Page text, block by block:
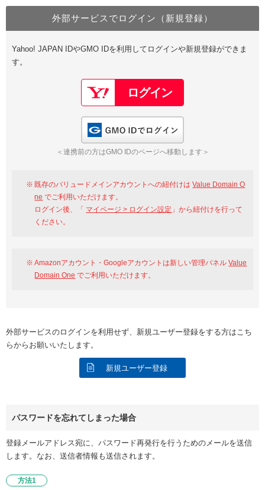
外部サービスでログイン（新規登録）
Yahoo! JAPAN IDやGMO IDを利用してログインや新規登録ができま
す。
＜連携前の方はGMO IDのページへ移動します＞
既存のバリュードメインアカウントへの紐付けはValue Domain O
ne でご利用いただけます。
ログイン後、「 マイページ > ログイン設定 」から紐付けを行って
ください。
Amazonアカウント・Googleアカウントは新しい管理パネルValue
Domain One でご利用いただけます。
外部サービスのログインを利用せず、新規ユーザー登録をする方はこち
らからお願いいたします。
新規ユーザー登録
パスワードを忘れてしまった場合
登録メールアドレス宛に、パスワード再発行を行うためのメールを送信
します。なお、送信者情報も送信されます。
方法1